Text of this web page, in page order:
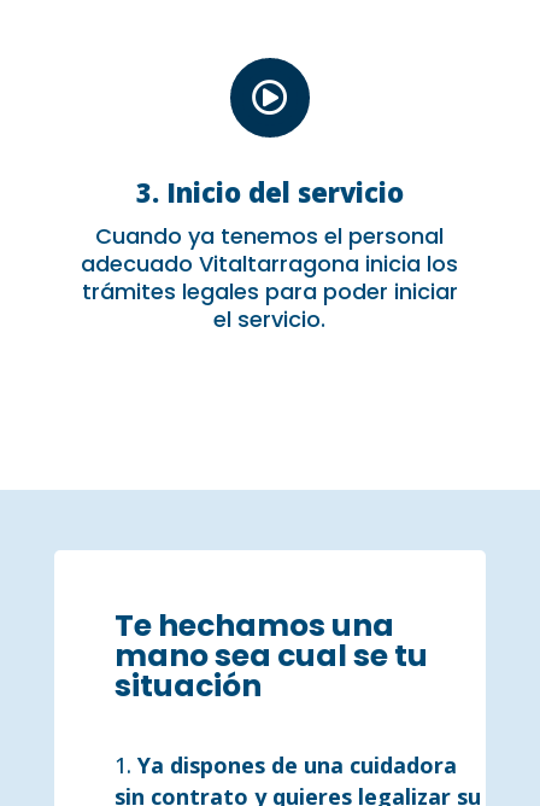

3. Inicio del servicio
Cuando ya tenemos el personal
adecuado Vitaltarragona inicia los
trámites legales para poder iniciar
el servicio.
Te hechamos una
mano sea cual se tu
situación
Ya dispones de una cuidadora
sin contrato y quieres legalizar su